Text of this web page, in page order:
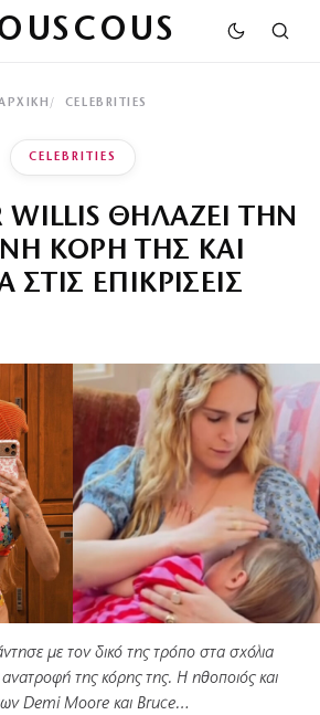
CELEBRITIES
CELEBRITIES
WILLIS ΘΗΛΑΖΕΙ ΤΗΝ
ΚΟΡΗ ΤΗΣ ΚΑΙ
ΣΤΙΣ ΕΠΙΚΡΙΣΕΙΣ
με τον δικό της τρόπο στα σχόλια
ανατροφή της κόρης της. Η ηθοποιός και
Demi Moore και Bruce…